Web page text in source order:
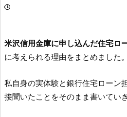
米沢信用金庫に申し込んだ住宅ロ
に考えられる理由をまとめました。
私自身の実体験と銀行住宅ローン
接聞いたことをそのまま書いていき